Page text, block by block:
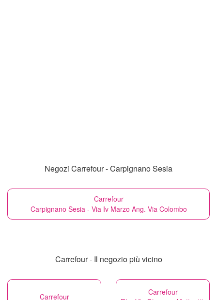
Negozi Carrefour - Carpignano Sesia
Carrefour
Carpignano Sesia - Via Iv Marzo Ang. Via Colombo
Carrefour - Il negozio più vicino
Carrefour
Carrefour